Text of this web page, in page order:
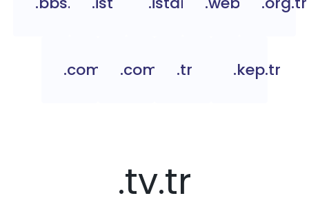
.com.tc .com.tr .tr .kep.tr
.tv.tr